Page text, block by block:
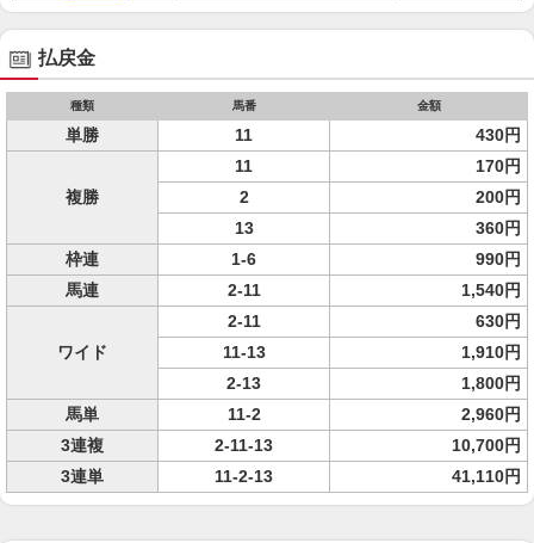
払戻金
種類 馬番 金額
単勝 11 430円
複勝
11
170円
2
200円
13
360円
枠連
1-6
990円
馬連
2-11 1,540円
ワイド
2-11
630円
11-13
1,910円
2-13
1,800円
馬単
11-2
2,960円
3連複
2-11-13
10,700円
3連単
11-2-13 41,110円